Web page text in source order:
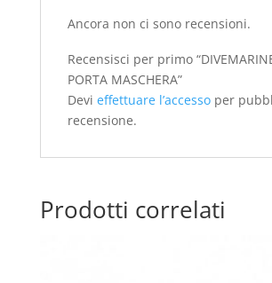
Ancora non ci sono recensioni.
Recensisci per primo
PORTA MASCHERA”
Devi effettuare l’accessoper
recensione.
Prodotti correlati